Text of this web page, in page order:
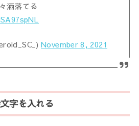
洒落てる
November 8, 2021
字を入れる